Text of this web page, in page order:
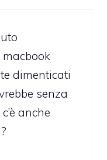
dimenticati
senza
anche